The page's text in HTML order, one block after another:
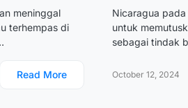
meninggal
terhempas di
Read More
Nicaragua
untuk
sebagai tindak
October 12, 2024